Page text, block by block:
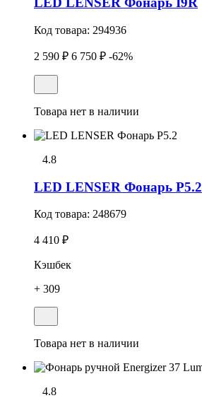
Код товара: 294936
2 590 ₽ 6 750 ₽ -62%
Товара нет в наличии
4.8
LED LENSER Фонарь P5.2
Код товара: 248679
4 410 ₽
Кэшбек
+ 309
Товара нет в наличии
4.8